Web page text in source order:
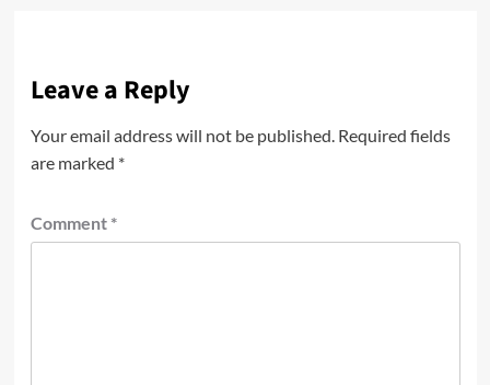
Leave a Reply
Your email address will not be published. Required fields
are marked *
Comment *